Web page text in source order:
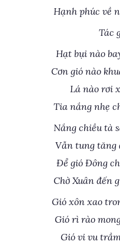
Hạnh phúc về
Tác
Hạt bụi nào
Cơn gió nào
Lá nào rơi
Tia nắng nhẹ
Nắng chiều tà
Vẫn tung tăng
Để gió Đông
Chờ Xuân đến
Gió xôn xao
Gió rì rào
Gió vi vu